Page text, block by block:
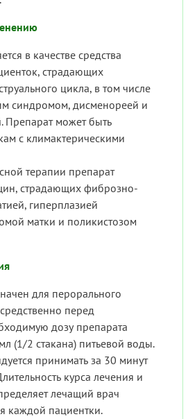
в качестве средства
страдающих
цикла, в том числе
синдромом, дисменореей и
Препарат может быть
с климактерическими
терапии препарат
страдающих фиброзно-
гиперплазией
матки и поликистозом
для перорального
перед
дозу препарата
(1/2 стакана) питьевой воды.
принимать за 30 минут
курса лечения и
лечащий врач
каждой пациентки.